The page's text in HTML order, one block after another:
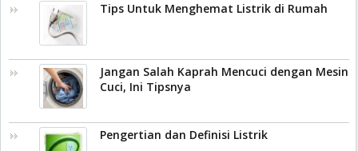
Tips Untuk Menghemat Listrik di Rumah
Jangan Salah Kaprah Mencuci dengan Mesin
Cuci, Ini Tipsnya
Pengertian dan Definisi Listrik